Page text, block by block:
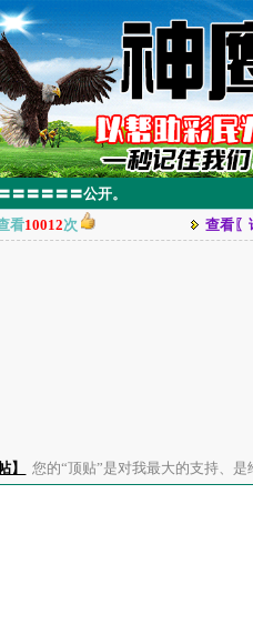
〓〓〓〓〓公开。
看10012次 查看〖
】 您的“顶贴”是对我最大的支持、